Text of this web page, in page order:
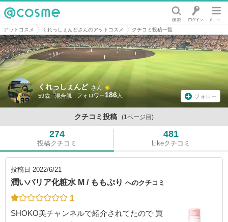
@cosme
アットコスメ くれっしぇんどさんのアットコスメ クチコミ投稿一覧
くれっしぇんど さん
59歳 混合肌 186 フォロー
クチコミ投稿 (1ページ目)
274
投稿クチコミ
481
Likeクチコミ
投稿日 2022/6/21
潤いバリア化粧水 M / ももぷり へのクチコミ
1
SHOKO美チャンネルで紹介されてたので 買